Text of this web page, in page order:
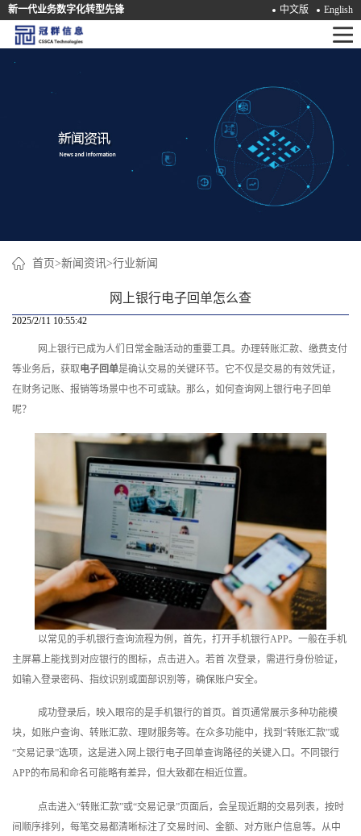
新一代业务数字化转型先锋 中文版 English
首
首页>新闻资讯>行业新闻
网上银行电子回单怎么查
2025/2/11 10:55:42
网上银行已成为人们日常金融活动的重要工具。办理转账汇款、缴费支付
等业务后，获取电子回单是确认交易的关键环节。它不仅是交易的有效凭证，
在财务记账、报销等场景中也不可或缺。那么，如何查询网上银行电子回单
呢？
以常见的手机银行查询流程为例，首先，打开手机银行APP。一般在手机
主屏幕上能找到对应银行的图标，点击进入。若首 次登录，需进行身份验证，
如输入登录密码、指纹识别或面部识别等，确保账户安全。
成功登录后，映入眼帘的是手机银行的首页。首页通常展示多种功能模
块，如账户查询、转账汇款、理财服务等。在众多功能中，找到“转账汇款”或
“交易记录”选项，这是进入网上银行电子回单查询路径的关键入口。不同银行
APP的布局和命名可能略有差异，但大致都在相近位置。
点击进入“转账汇款”或“交易记录”页面后，会呈现近期的交易列表，按时
间顺序排列，每笔交易都清晰标注了交易时间、金额、对方账户信息等。从中